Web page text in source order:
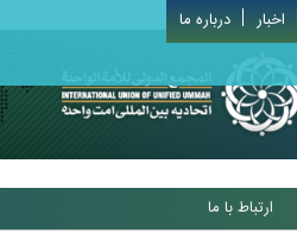
ارتباط با ما
اخبار
درباره ما